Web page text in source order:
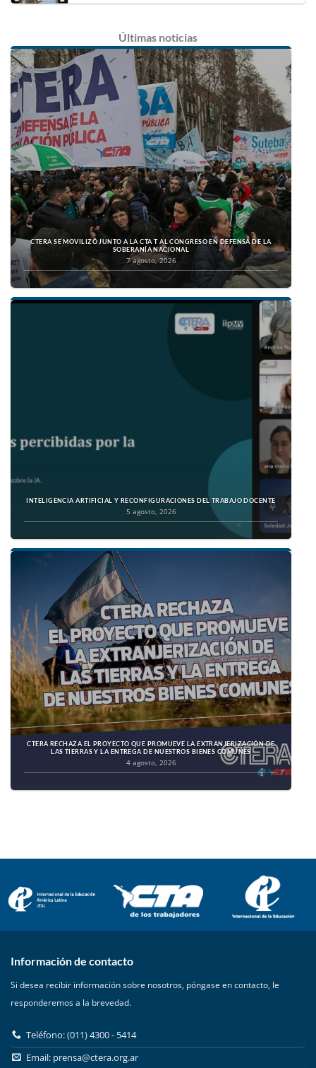
Últimas noticias
CTERA SE MOVILIZÓ JUNTO A LA CTA T AL CONGRESO EN DEFENSA DE LA
SOBERANÍA NACIONAL
7 agosto, 2026
INTELIGENCIA ARTIFICIAL Y RECONFIGURACIONES DEL TRABAJO DOCENTE
5 agosto, 2026
CTERA RECHAZA EL PROYECTO QUE PROMUEVE LA EXTRANJERIZACIÓN DE
LAS TIERRAS Y LA ENTREGA DE NUESTROS BIENES COMUNES
4 agosto, 2026
Información de contacto
Si desea recibir información sobre nosotros, póngase en contacto, le
responderemos a la brevedad.
Teléfono: (011) 4300 - 5414
Email: prensa@ctera.org.ar